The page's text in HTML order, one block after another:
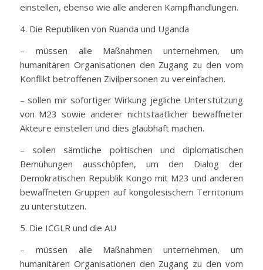
einstellen, ebenso wie alle anderen Kampfhandlungen.
4. Die Republiken von Ruanda und Uganda
– müssen alle Maßnahmen unternehmen, um
humanitären Organisationen den Zugang zu den vom
Konflikt betroffenen Zivilpersonen zu vereinfachen.
– sollen mir sofortiger Wirkung jegliche Unterstützung
von M23 sowie anderer nichtstaatlicher bewaffneter
Akteure einstellen und dies glaubhaft machen.
– sollen sämtliche politischen und diplomatischen
Bemühungen ausschöpfen, um den Dialog der
Demokratischen Republik Kongo mit M23 und anderen
bewaffneten Gruppen auf kongolesischem Territorium
zu unterstützen.
5. Die ICGLR und die AU
– müssen alle Maßnahmen unternehmen, um
humanitären Organisationen den Zugang zu den vom